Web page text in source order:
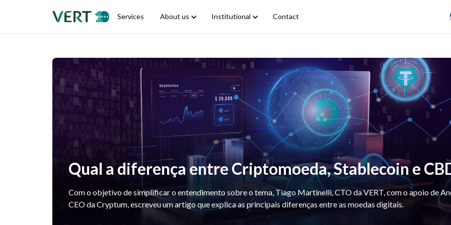
Services About us Institutional Contact
Qual a diferença entre Criptomoeda, Stablecoin e
Com o objetivo de simplificar o entendimento sobre o tema, Tiago Martinelli, CTO da VERT, com o apoio de
CEO da Cryptum, escreveu um artigo que explica as principais diferenças entre as moedas digitais.